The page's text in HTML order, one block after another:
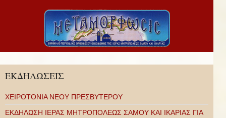
ΕΚΔΗΛΩΣΕΙΣ
ΧΕΙΡΟΤΟΝΙΑ ΝΕΟΥ ΠΡΕΣΒΥΤΕΡΟΥ
ΕΚΔΗΛΩΣΗ ΙΕΡΑΣ ΜΗΤΡΟΠΟΛΕΩΣ ΣΑΜΟΥ ΚΑΙ ΙΚΑΡΙΑΣ ΓΙΑ